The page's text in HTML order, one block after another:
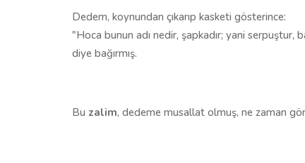
Dedem, koynundan çıkarıp kasketi gösterince:
"Hoca bunun adı nedir, şapkadır; yani serpuştur,
diye bağırmış.
Bu zalim, dedeme musallat olmuş, ne zaman